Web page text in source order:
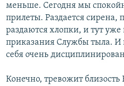
меньше. Сегодня мы
прилеты. Раздается сирена,
раздаются хлопки, и тут
приказания Службы тыла. И
себя очень
Конечно, тревожит близость